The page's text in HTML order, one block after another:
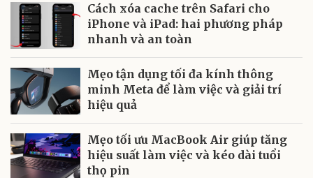
Cách xóa cache trên Safari cho
iPhone và iPad: hai phương pháp
nhanh và an toàn
Mẹo tận dụng tối đa kính thông
minh Meta để làm việc và giải trí
hiệu quả
Mẹo tối ưu MacBook Air giúp tăng
hiệu suất làm việc và kéo dài tuổi
thọ pin